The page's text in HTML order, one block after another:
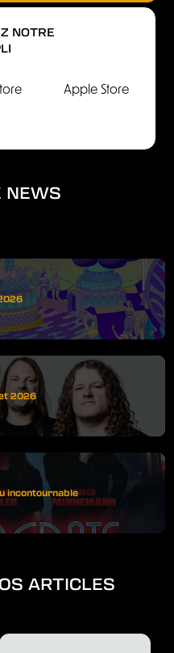
NOTRE
Apple Store
NEWS
2026
incontournable
ARTICLES